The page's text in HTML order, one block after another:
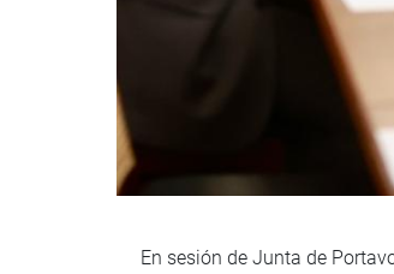
En sesión de Junta de